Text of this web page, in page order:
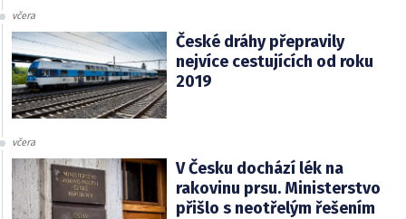
včera
České dráhy přepravily
nejvíce cestujících od roku
2019
včera
V Česku dochází lék na
rakovinu prsu. Ministerstvo
přišlo s neotřelým řešením